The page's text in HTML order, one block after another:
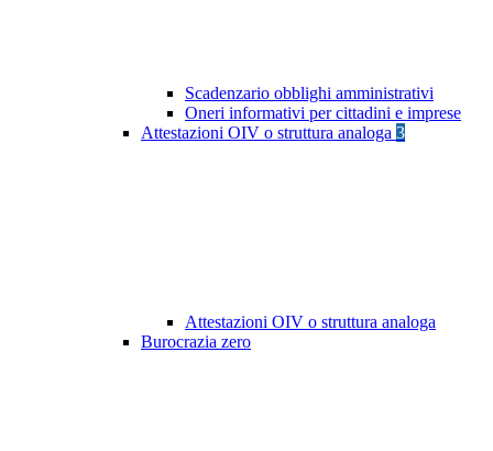
Scadenzario obblighi amministrativi
Oneri informativi per cittadini e imprese
Attestazioni OIV o struttura analoga 3
Attestazioni OIV o struttura analoga
Burocrazia zero